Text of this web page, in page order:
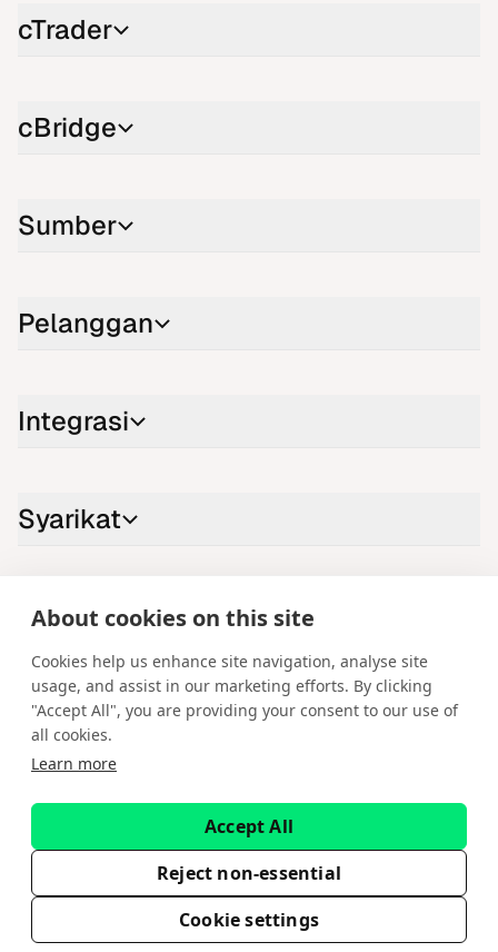
About cookies on this site
Cookies help us enhance site navigation, analyse site
usage, and assist in our marketing efforts. By clicking
"Accept All", you are providing your consent to our use of
all cookies.
Learn more
Accept All
Reject non-essential
Cookie settings
cTrader
cBridge
Sumber
Pelanggan
Integrasi
Syarikat
Hubungi kami
LinkedIn
YouTube
X Instagram
Facebook
Bahasa Melayu
Hak Cipta © 2026 Spotware Systems Ltd. cTrader®, Open Trading
Platform®, Chart Streams®, ChartShot®, Traders First®. Hak cipta
platform-sebagai-perkhidmatan (PaaS) dan pembangunan perisian.
Maklumat di laman web ini adalah untuk tujuan maklumat am semata-
mata dan tidak boleh dianggap sebagai nasihat kewangan atau
pelaburan. Spotware tidak menyasarkan pelabur runcit sebagai
pelanggan. Sebarang tindakan berdasarkan maklumat ini adalah atas
Terma Perkhidmatan